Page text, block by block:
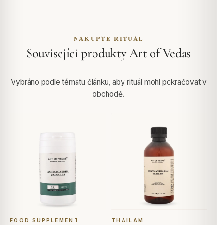
NAKUPTE RITUÁL
Související produkty Art of Vedas
Vybráno podle tématu článku, aby rituál mohl pokračovat v
obchodě.
FOOD SUPPLEMENT THAILAM